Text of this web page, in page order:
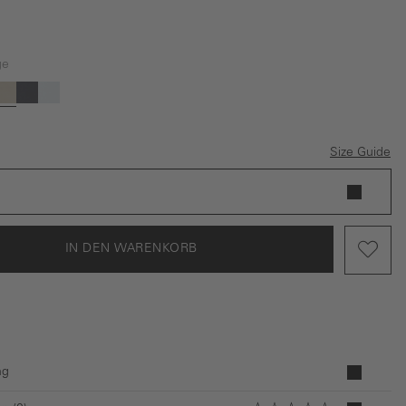
ist zurzeit nicht verfügbar.)
ist zurzeit nicht verfügbar.)
Option ist zurzeit nicht verfügbar.)
BeigeDunkelblau
Size Guide
IN DEN WARENKORB